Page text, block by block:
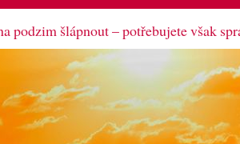
podzim šlápnout – potřebujete však